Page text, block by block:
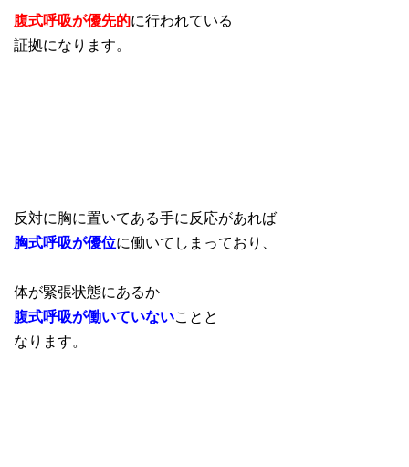
腹式呼吸が優先的に行われている
証拠になります。
反対に胸に置いてある手に反応があれば
胸式呼吸が優位に働いてしまっており、
体が緊張状態にあるか
腹式呼吸が働いていないことと
なります。